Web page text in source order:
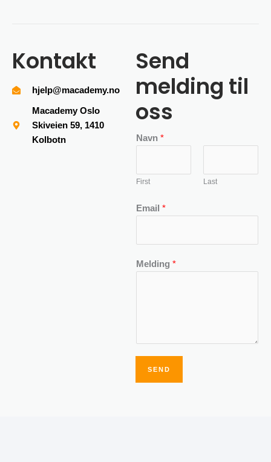
Kontakt
hjelp@macademy.no
Macademy Oslo
Skiveien 59, 1410
Kolbotn
Send
melding til
oss
Navn *
First Last
Email *
Melding *
SEND